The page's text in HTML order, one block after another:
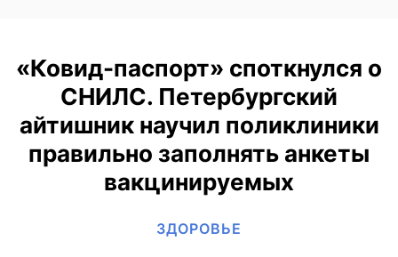
«Ковид-паспорт» споткнулся о
СНИЛС. Петербургский
айтишник научил поликлиники
правильно заполнять анкеты
вакцинируемых
ЗДОРОВЬЕ